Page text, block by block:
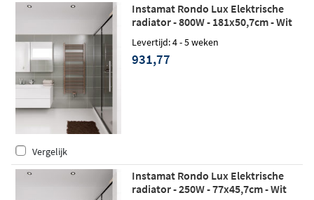
Instamat Rondo Lux Elektrische
radiator - 800W - 181x50,7cm - Wit
Levertijd: 4 - 5 weken
931,77
Vergelijk
Instamat Rondo Lux Elektrische
radiator - 250W - 77x45,7cm - Wit